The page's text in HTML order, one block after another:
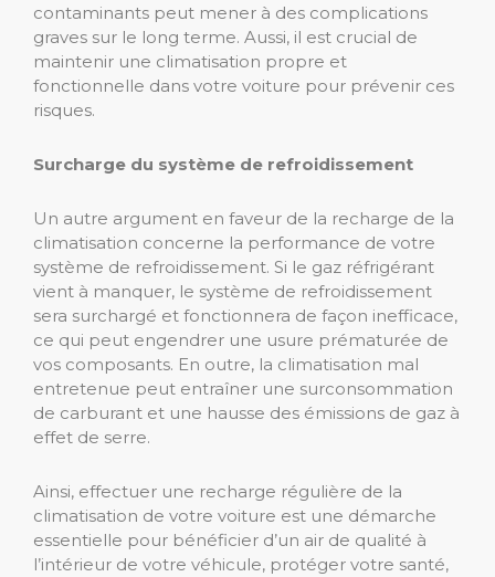
contaminants peut mener à des complications
graves sur le long terme. Aussi, il est crucial de
maintenir une climatisation propre et
fonctionnelle dans votre voiture pour prévenir ces
risques.
Surcharge du système de refroidissement
Un autre argument en faveur de la recharge de la
climatisation concerne la performance de votre
système de refroidissement. Si le gaz réfrigérant
vient à manquer, le système de refroidissement
sera surchargé et fonctionnera de façon inefficace,
ce qui peut engendrer une usure prématurée de
vos composants. En outre, la climatisation mal
entretenue peut entraîner une surconsommation
de carburant et une hausse des émissions de gaz à
effet de serre.
Ainsi, effectuer une recharge régulière de la
climatisation de votre voiture est une démarche
essentielle pour bénéficier d’un air de qualité à
l’intérieur de votre véhicule, protéger votre santé,